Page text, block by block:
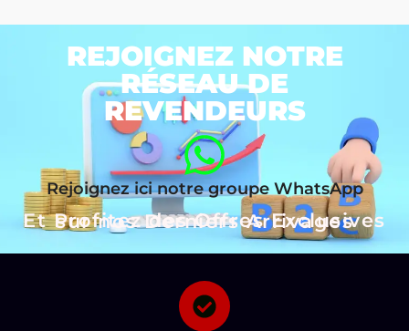
REJOIGNEZ NOTRE
RÉSEAU DE
REVENDEURS
Rejoignez ici notre groupe WhatsApp
Et Profitez des Offres Exclusives sur nos Derniers Arrivages